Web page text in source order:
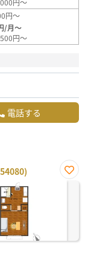
円～
/月～
円～
電話する
お気